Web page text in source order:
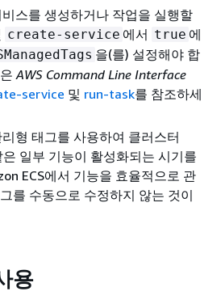
스를 생성하거나 작업을 실행할
create-service 에서 true 에
을(를) 설정해야 합
은AWS Command Line Interface
service 및 run-task를 참조하세
형 태그를 사용하여 클러스터
일부 기능이 활성화되는 시기를
ECS에서 기능을 효율적으로 관
를 수동으로 수정하지 않는 것이
용